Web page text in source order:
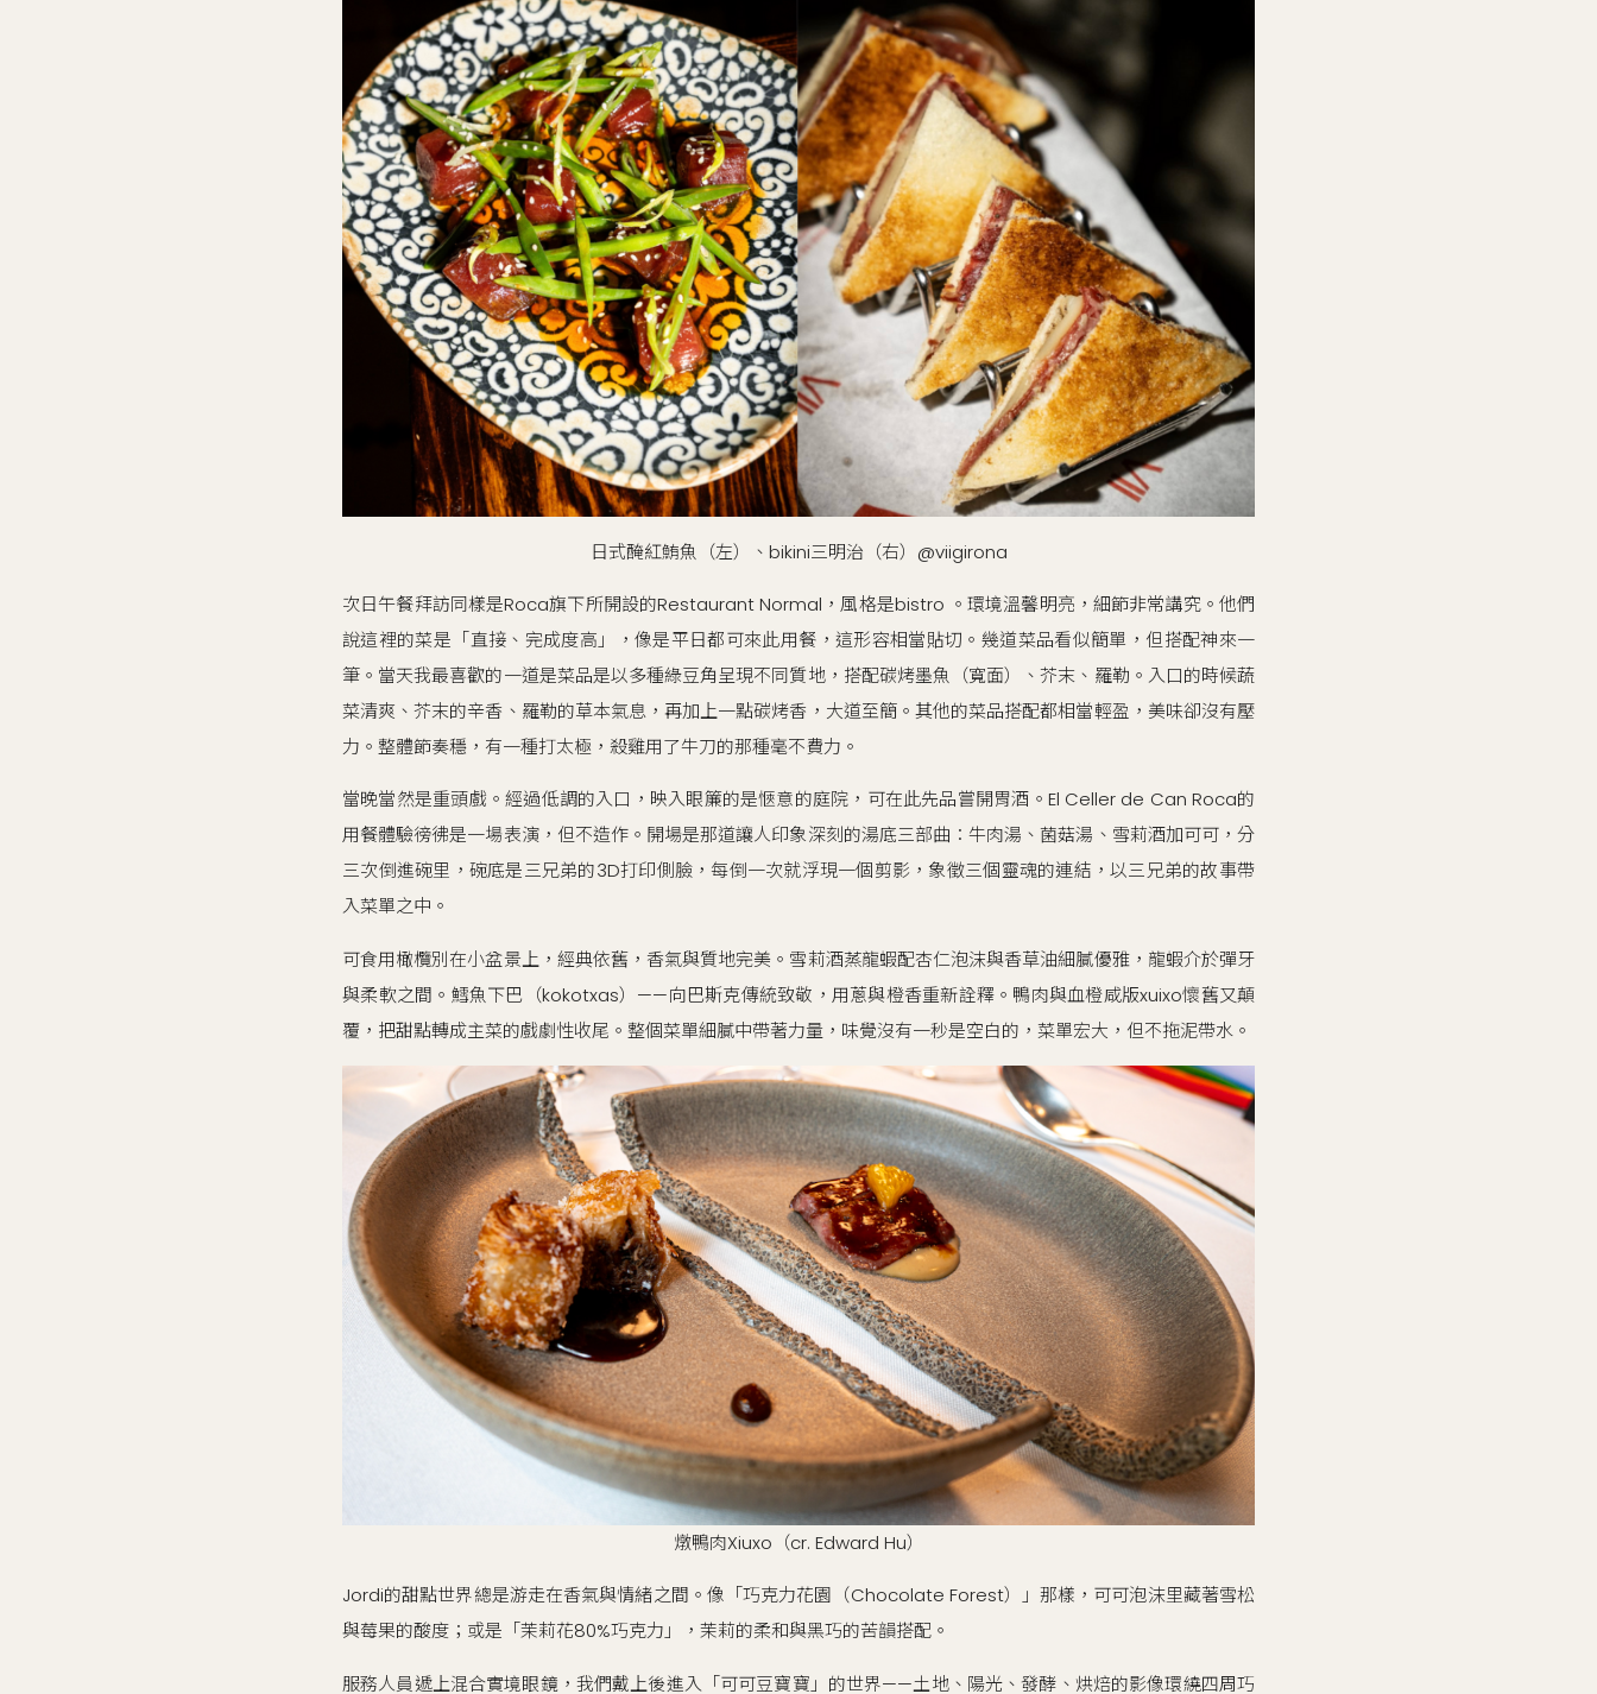
日式醃紅鮪魚（左）、bikini三明治（右）@viigirona
次日午餐拜訪同樣是Roca旗下所開設的Restaurant Normal，風格是bistro 。環境溫馨明亮，細節非常講究。他們
說這裡的菜是「直接、完成度高」，像是平日都可來此用餐，這形容相當貼切。幾道菜品看似簡單，但搭配神來一
筆。當天我最喜歡的一道是菜品是以多種綠豆角呈現不同質地，搭配碳烤墨魚（寬面）、芥末、羅勒。入口的時候蔬
菜清爽、芥末的辛香、羅勒的草本氣息，再加上一點碳烤香，大道至簡。其他的菜品搭配都相當輕盈，美味卻沒有壓
力。整體節奏穩，有一種打太極，殺雞用了牛刀的那種毫不費力。
當晚當然是重頭戲。經過低調的入口，映入眼簾的是愜意的庭院，可在此先品嘗開胃酒。El Celler de Can Roca的
用餐體驗徬彿是一場表演，但不造作。開場是那道讓人印象深刻的湯底三部曲：牛肉湯、菌菇湯、雪莉酒加可可，分
三次倒進碗里，碗底是三兄弟的3D打印側臉，每倒一次就浮現一個剪影，象徵三個靈魂的連結，以三兄弟的故事帶
入菜單之中。
可食用橄欖別在小盆景上，經典依舊，香氣與質地完美。雪莉酒蒸龍蝦配杏仁泡沫與香草油細膩優雅，龍蝦介於彈牙
與柔軟之間。鱈魚下巴（kokotxas）——向巴斯克傳統致敬，用蔥與橙香重新詮釋。鴨肉與血橙咸版xuixo懷舊又顛
覆，把甜點轉成主菜的戲劇性收尾。整個菜單細膩中帶著力量，味覺沒有一秒是空白的，菜單宏大，但不拖泥帶水。
燉鴨肉Xiuxo（cr. Edward Hu）
Jordi的甜點世界總是游走在香氣與情緒之間。像「巧克力花園（Chocolate Forest）」那樣，可可泡沫里藏著雪松
與莓果的酸度；或是「茉莉花80%巧克力」，茉莉的柔和與黑巧的苦韻搭配。
服務人員遞上混合實境眼鏡，我們戴上後進入「可可豆寶寶」的世界——土地、陽光、發酵、烘焙的影像環繞四周巧